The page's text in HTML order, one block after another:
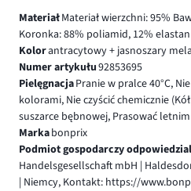
MateriałMateriał wierzchni: 95%
Koronka: 88% poliamid, 12% elastan
Kolorantracytowy + jasnoszary
Numer artykułu92853695
PielęgnacjaPranie w pralce 40°C,
kolorami, Nie czyścić chemicznie
suszarce bębnowej, Prasować
Markabonprix
Podmiot gospodarczy
Handelsgesellschaft mbH |
| Niemcy, Kontakt: https://